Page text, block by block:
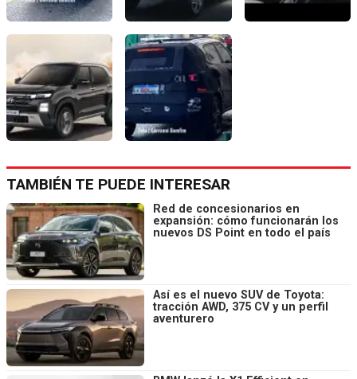
TAMBIÉN TE PUEDE INTERESAR
Red de concesionarios en
expansión: cómo funcionarán los
nuevos DS Point en todo el país
Así es el nuevo SUV de Toyota:
tracción AWD, 375 CV y un perfil
aventurero